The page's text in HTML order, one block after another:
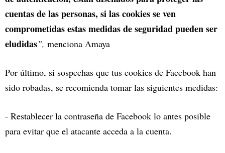
cuentas de las personas, si las cookies se ven
comprometidas estas medidas de seguridad pueden ser
eludidas”, menciona Amaya
Por último, si sospechas que tus cookies de Facebook han
sido robadas, se recomienda tomar las siguientes medidas:
- Restablecer la contraseña de Facebook lo antes posible
para evitar que el atacante acceda a la cuenta.